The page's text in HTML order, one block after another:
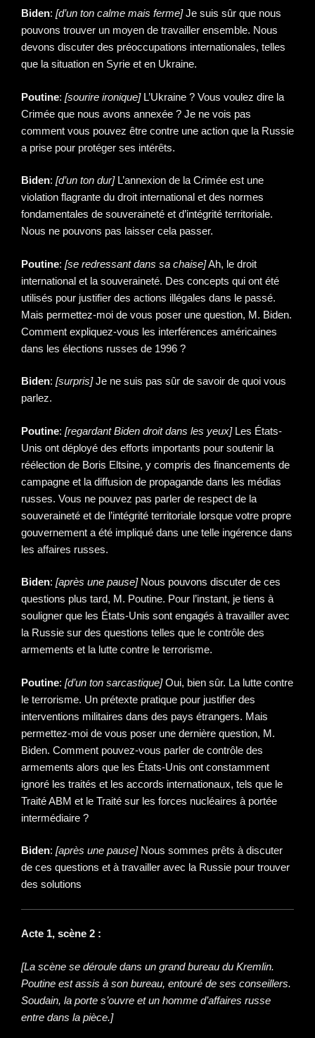
Biden: [d’un ton calme mais ferme]Je suis sûr que nous
pouvons trouver un moyen de travailler ensemble. Nous
devons discuter des préoccupations internationales, telles
que la situation en Syrie et en Ukraine.
Poutine: [sourire ironique]L’Ukraine ? Vous voulez dire la
Crimée que nous avons annexée ? Je ne vois pas
comment vous pouvez être contre une action que la Russie
a prise pour protéger ses intérêts.
Biden: [d’un ton dur]L’annexion de la Crimée est une
violation flagrante du droit international et des normes
fondamentales de souveraineté et d’intégrité territoriale.
Nous ne pouvons pas laisser cela passer.
Poutine: [se redressant dans sa chaise]Ah, le droit
international et la souveraineté. Des concepts qui ont été
utilisés pour justifier des actions illégales dans le passé.
Mais permettez-moi de vous poser une question, M. Biden.
Comment expliquez-vous les interférences américaines
dans les élections russes de 1996 ?
Biden: [surpris]Je ne suis pas sûr de savoir de quoi vous
parlez.
Poutine: [regardant Biden droit dans les yeux] Les États-
Unis ont déployé des efforts importants pour soutenir la
réélection de Boris Eltsine, y compris des financements de
campagne et la diffusion de propagande dans les médias
russes. Vous ne pouvez pas parler de respect de la
souveraineté et de l’intégrité territoriale lorsque votre propre
gouvernement a été impliqué dans une telle ingérence dans
les affaires russes.
Biden: [après une pause]Nous pouvons discuter de ces
questions plus tard, M. Poutine. Pour l’instant, je tiens à
souligner que les États-Unis sont engagés à travailler avec
la Russie sur des questions telles que le contrôle des
armements et la lutte contre le terrorisme.
Poutine: [d’un ton sarcastique]Oui, bien sûr. La lutte contre
le terrorisme. Un prétexte pratique pour justifier des
interventions militaires dans des pays étrangers. Mais
permettez-moi de vous poser une dernière question, M.
Biden. Comment pouvez-vous parler de contrôle des
armements alors que les États-Unis ont constamment
ignoré les traités et les accords internationaux, tels que le
Traité ABM et le Traité sur les forces nucléaires à portée
intermédiaire ?
Biden: [après une pause]Nous sommes prêts à discuter
de ces questions et à travailler avec la Russie pour trouver
des solutions
Acte 1, scène 2 :
[La scène se déroule dans un grand bureau du Kremlin.
Poutine est assis à son bureau, entouré de ses conseillers.
Soudain, la porte s’ouvre et un homme d’affaires russe
entre dans la pièce.]